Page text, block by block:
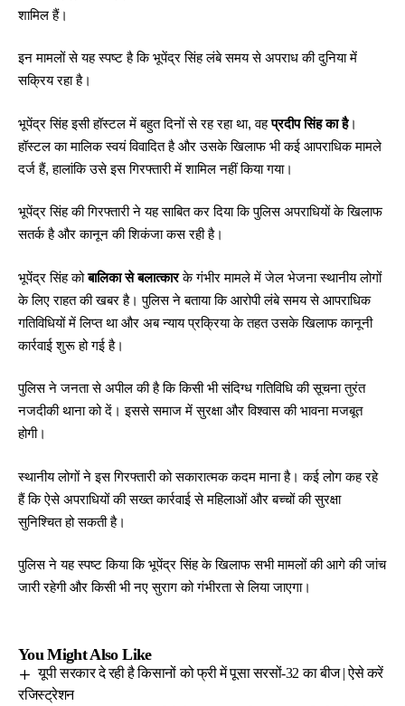
शामिल हैं।
इन मामलों से यह स्पष्ट है कि भूपेंद्र सिंह लंबे समय से अपराध की दुनिया में
सक्रिय रहा है।
भूपेंद्र सिंह इसी हॉस्टल में बहुत दिनों से रह रहा था, वहप्रदीप सिंह का है।
हॉस्टल का मालिक स्वयं विवादित है और उसके खिलाफ भी कई आपराधिक मामले
दर्ज हैं, हालांकि उसे इस गिरफ्तारी में शामिल नहीं किया गया।
भूपेंद्र सिंह की गिरफ्तारी ने यह साबित कर दिया कि पुलिस अपराधियों के खिलाफ
सतर्क है और कानून की शिकंजा कस रही है।
भूपेंद्र सिंहको बालिका से बलात्कारके गंभीर मामले में जेल भेजना स्थानीय लोगों
के लिए राहत की खबर है। पुलिस ने बताया कि आरोपी लंबे समय से आपराधिक
गतिविधियों में लिप्त था और अब न्याय प्रक्रिया के तहत उसके खिलाफ कानूनी
कार्रवाई शुरू हो गई है।
पुलिस ने जनता से अपील की है कि किसी भी संदिग्ध गतिविधि की सूचना तुरंत
नजदीकी थाना को दें। इससे समाज में सुरक्षा और विश्वास की भावना मजबूत
होगी।
स्थानीय लोगों ने इस गिरफ्तारी को सकारात्मक कदम माना है। कई लोग कह रहे
हैं कि ऐसे अपराधियों की सख्त कार्रवाई से महिलाओं और बच्चों की सुरक्षा
सुनिश्चित हो सकती है।
पुलिस ने यह स्पष्ट किया कि भूपेंद्र सिंह के खिलाफ सभी मामलों की आगे की जांच
जारी रहेगी और किसी भी नए सुराग को गंभीरता से लिया जाएगा।
You Might Also Like
यूपी सरकार दे रही है किसानों को फ्री में पूसा सरसों-32 का बीज | ऐसे करें
रजिस्ट्रेशन